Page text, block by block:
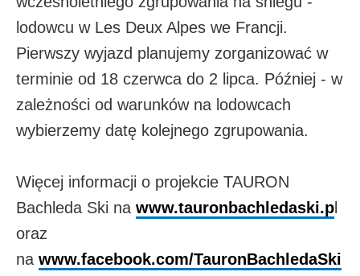
lodowcu w Les Deux Alpes we Francji.
Pierwszy wyjazd planujemy zorganizować w
terminie od 18 czerwca do 2 lipca. Później - w
zależności od warunków na lodowcach
wybierzemy datę kolejnego zgrupowania.
Więcej informacji o projekcie TAURON
Bachleda Ski na www.tauronbachledaski.p
oraz
na www.facebook.com/TauronBachledaSki